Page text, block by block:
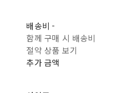
배송비-
함께 구매 시 배송비
절약 상품 보기
추가 금액